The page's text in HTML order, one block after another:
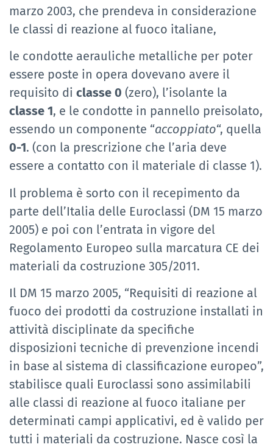
marzo 2003, che prendeva in considerazione
le classi di reazione al fuoco italiane,
le condotte aerauliche metalliche per poter
essere poste in opera dovevano avere il
requisito di classe 0 (zero), l’isolante la
classe 1, e le condotte in pannello preisolato,
essendo un componente “accoppiato“, quella
0-1. (con la prescrizione che l’aria deve
essere a contatto con il materiale di classe 1).
Il problema è sorto con il recepimento da
parte dell’Italia delle Euroclassi (DM 15 marzo
2005) e poi con l’entrata in vigore del
Regolamento Europeo sulla marcatura CE dei
materiali da costruzione 305/2011.
Il DM 15 marzo 2005, “Requisiti di reazione al
fuoco dei prodotti da costruzione installati in
attività disciplinate da specifiche
disposizioni tecniche di prevenzione incendi
in base al sistema di classificazione europeo”,
stabilisce quali Euroclassi sono assimilabili
alle classi di reazione al fuoco italiane per
determinati campi applicativi, ed è valido per
tutti i materiali da costruzione. Nasce così la